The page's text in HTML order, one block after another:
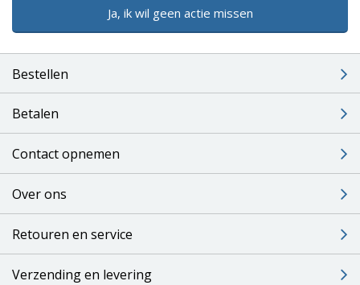
Ja, ik wil geen actie missen
Bestellen
Betalen
Contact opnemen
Over ons
Retouren en service
Verzending en levering